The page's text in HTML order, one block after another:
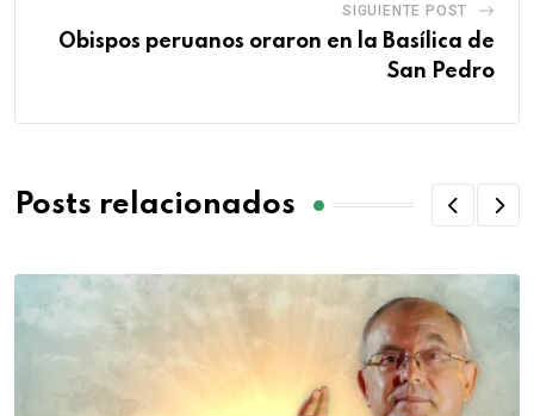
SIGUIENTE POST
Obispos peruanos oraron en la Basílica de
San Pedro
Posts relacionados